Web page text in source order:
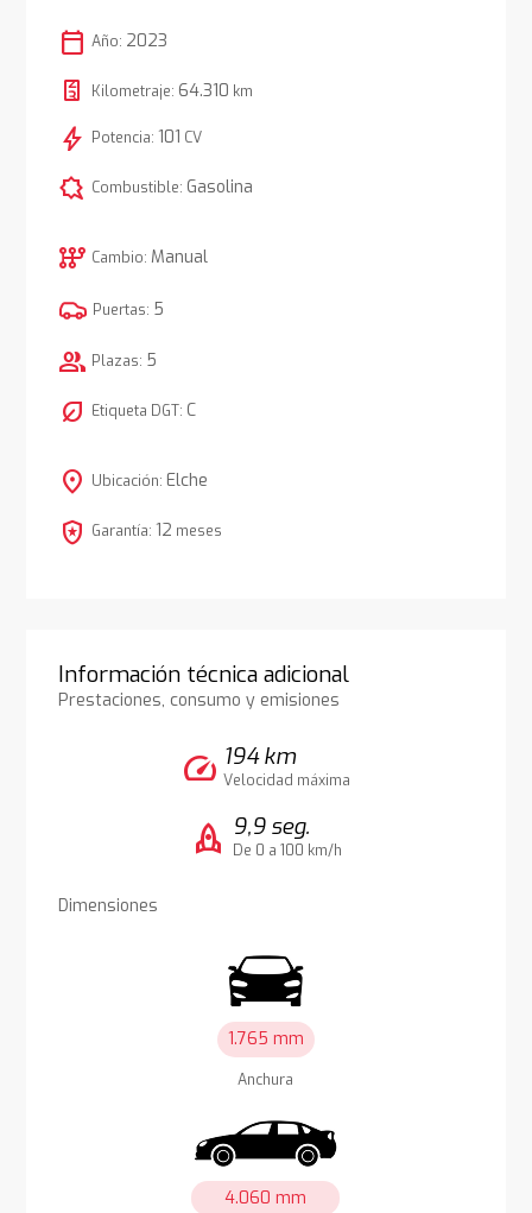
calendar_today Año: 2023
Kilometraje: 64.310 km
bolt Potencia: 101 CV
comic_bubble Combustible: Gasolina
auto_transmission Cambio: Manual
Puertas: 5
group Plazas: 5
nest_eco_leaf Etiqueta DGT: C
location_on Ubicación: Elche
local_police Garantía: 12 meses
Información técnica adicional
Prestaciones, consumo y emisiones
speed 194 km
Velocidad máxima
rocket 9,9 seg.
De 0 a 100 km/h
Dimensiones
1.765 mm
Anchura
4.060 mm